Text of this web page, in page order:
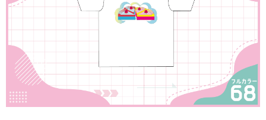
利用規約
パロディ
ポロシャツ
ロンT・長袖
かわいいクラスTシャツ
かっこいいクラスTシャツ
責任をもってお届けします
全面プリントクラスTシャツ
SDGsについて
セルフプリント